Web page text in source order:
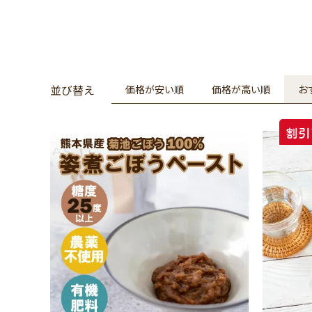
並び替え 価格が安い順 価格が高い順 お